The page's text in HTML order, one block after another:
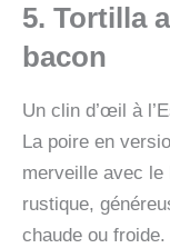
5. Tortilla
bacon
Un clin d’œil à
La poire en
merveille avec le
rustique,
chaude ou froide.